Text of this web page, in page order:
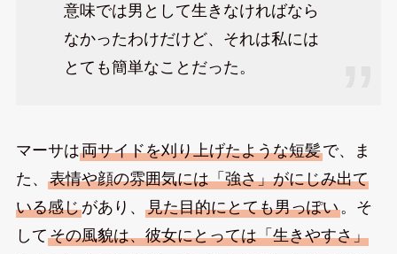
意味では男として生きなければなら
なかったわけだけど、それは私には
とても簡単なことだった。
マーサは両サイドを刈り上げたような短髪で、ま
た、 表情や顔の雰囲気には「強さ」がにじみ出て
いる感じがあり、 見た目的にとても男っぽい。そ
してその風貌は、彼女にとっては「生きやすさ」